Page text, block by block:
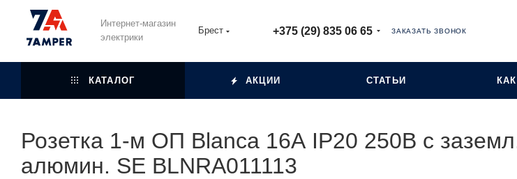
Интернет-магазин
электрики
Брест +375 (29) 835 06 65 ЗАКАЗАТЬ ЗВОНОК
КАТАЛОГ АКЦИИ СТАТЬИ
Розетка 1-м ОП Blanca 16А IP20 250В с
алюмин. SE BLNRA011113